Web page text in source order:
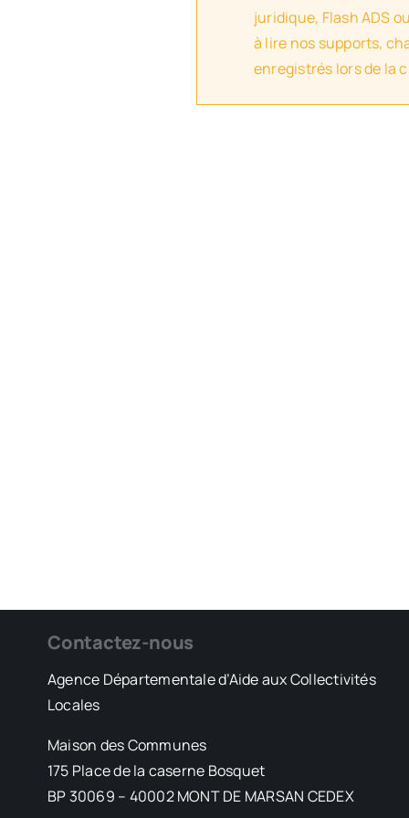
juridique, Flash ADS
à lire nos supports,
enregistrés lors de la
Contactez-nous
Agence Départementale d’Aide aux Collectivités
Locales
Maison des Communes
175 Place de la caserne Bosquet
BP 30069 – 40002 MONT DE MARSAN CEDEX